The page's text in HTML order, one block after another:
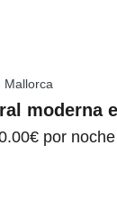
Mallorca
moderna
por noche